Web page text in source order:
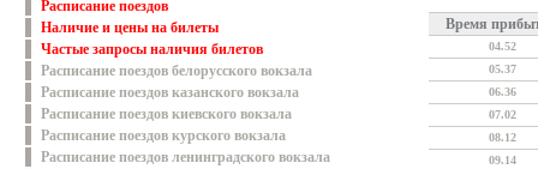
Расписание поездов
Наличие и цены на билеты
Частые запросы наличия билетов
Расписание поездов белорусского вокзала
Расписание поездов казанского вокзала
Расписание поездов киевского вокзала
Расписание поездов курского вокзала
Расписание поездов ленинградского вокзала
Время
04.52
05.37
06.36
07.02
08.12
09.14